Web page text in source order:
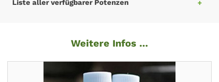
Liste aller verfügbarer Potenzen
Weitere Infos ...